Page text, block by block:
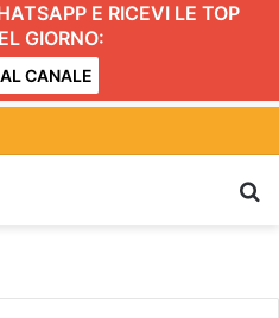
E RICEVI LE TOP
GIORNO:
CANALE